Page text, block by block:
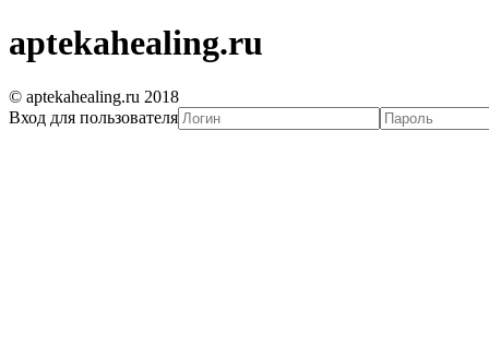
aptekahealing.ru
© aptekahealing.ru 2018
Вход для пользователя